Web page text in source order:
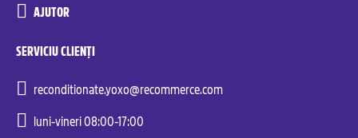
AJUTOR
SERVICIU CLIENȚI
reconditionate.yoxo@recommerce.com
luni-vineri 08:00-17:00